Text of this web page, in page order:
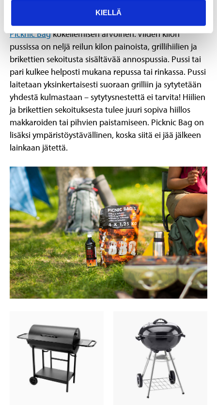
KIELLÄ
välittömässä läheisyydessä tai jos mukana on edellä
Picknic Bagkokeilemisen arvoinen. Viiden kilon
pussissa on neljä reilun kilon painoista, grillihiilien ja
brikettien sekoitusta sisältävää annospussia. Pussi tai
pari kulkee helposti mukana repussa tai rinkassa. Pussi
laitetaan yksinkertaisesti suoraan grilliin ja sytytetään
yhdestä kulmastaan – sytytysnestettä ei tarvita! Hiilien
ja brikettien sekoituksesta tulee juuri sopiva hiillos
makkaroiden tai pihvien paistamiseen. Picknic Bag on
lisäksi ympäristöystävällinen, koska siitä ei jää jälkeen
lainkaan jätettä.